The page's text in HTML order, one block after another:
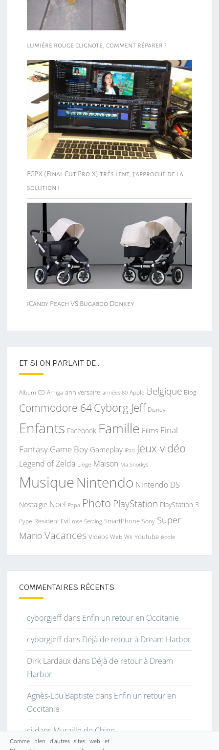
lumière rouge clignote, comment réparer ?
FCPX (Final Cut Pro X) très lent, j’approche de la
solution !
iCandy Peach VS Bugaboo Donkey
ET SI ON PARLAIT DE…
Album CD Amiga anniversaire années 80 Apple Belgique Blog
Commodore 64Cyborg Jeff Disney
Enfants Facebook Famille Films Final
Fantasy Game Boy Gameplay iPad Jeux vidéo
Legend of Zelda Liège Maison Ma Snorkys
MusiqueNintendo Nintendo DS
Nostalgie Noël Papa Photo PlayStation PlayStation 3
Pype Resident Evil rose Seraing SmartPhone Sony Super
Mario Vacances Vidéos Web Wii Youtube école
COMMENTAIRES RÉCENTS
cyborgjeffdans Enfin un retour en Occitanie
cyborgjeffdans Déjà de retour à Dream Harbor
Dirk Lardaux dans Déjà de retour à Dream
Harbor
Agnès-Lou Baptiste dans Enfin un retour en
Occitanie
cjdansMuraille de Chine
Comme bien d'autres sites web et